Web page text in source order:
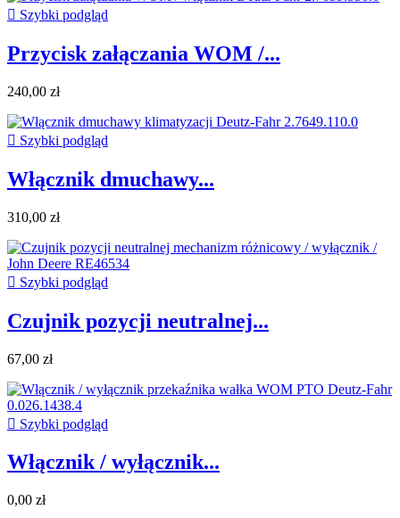
 Szybki podgląd
Przycisk załączania WOM /...
240,00 zł
 Szybki podgląd
Włącznik dmuchawy...
310,00 zł
 Szybki podgląd
Czujnik pozycji neutralnej...
67,00 zł
 Szybki podgląd
Włącznik / wyłącznik...
0,00 zł